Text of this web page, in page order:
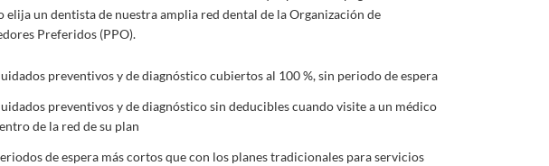
elija un dentista de nuestra amplia red dental de la Organización de
Preferidos (PPO).
preventivos y de diagnóstico cubiertos al 100 %, sin periodo de espera
preventivos y de diagnóstico sin deducibles cuando visite a un médico
de la red de su plan
de espera más cortos que con los planes tradicionales para servicios